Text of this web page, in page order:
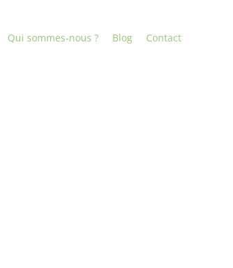
Qui sommes-nous ? Blog Contact